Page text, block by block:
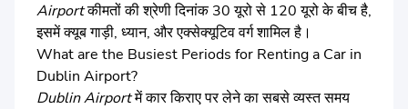
Airportकीमतों की श्रेणी दिनांक 30 यूरो से 120 यूरो के बीच है,
इसमें क्यूब गाड़ी, ध्यान, और एक्सेक्यूटिव वर्ग शामिल है।
What are the Busiest Periods for Renting a Car in
Dublin Airport?
Dublin Airportमें कार किराए पर लेने का सबसे व्यस्त समय